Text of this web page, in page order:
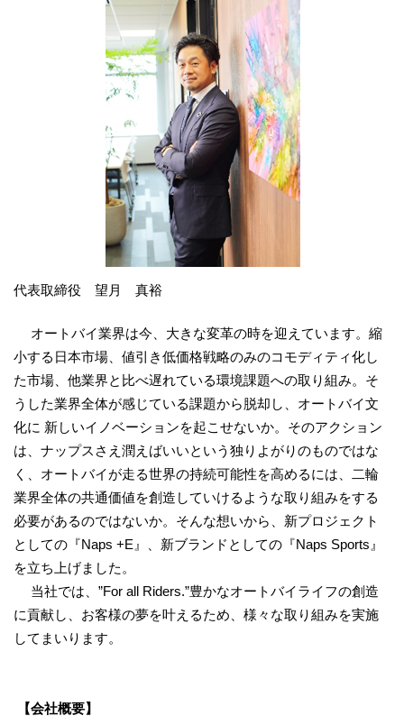
代表取締役 望月 真裕
オートバイ業界は今、大きな変革の時を迎えています。縮
小する日本市場、値引き低価格戦略のみのコモディティ化し
た市場、他業界と比べ遅れている環境課題への取り組み。そ
うした業界全体が感じている課題から脱却し、オートバイ文
化に 新しいイノベーションを起こせないか。そのアクション
は、ナップスさえ潤えばいいという独りよがりのものではな
く、オートバイが走る世界の持続可能性を高めるには、二輪
業界全体の共通価値を創造していけるような取り組みをする
必要があるのではないか。そんな想いから、新プロジェクト
としての『Naps +E』、新ブランドとしての『Naps Sports』
を立ち上げました。
当社では、”For all Riders.”豊かなオートバイライフの創造
に貢献し、お客様の夢を叶えるため、様々な取り組みを実施
してまいります。
【会社概要】